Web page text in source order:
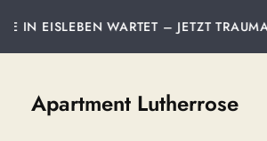
JETZT TRAUMAPARTMENT SICHERN!
Apartment Lutherrose